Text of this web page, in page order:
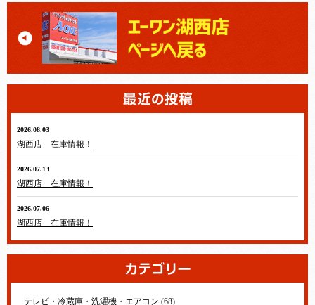
2026.08.03
湖西店 在庫情報！
2026.07.13
湖西店 在庫情報！
2026.07.06
湖西店 在庫情報！
テレビ・冷蔵庫・洗濯機・エアコン (68)